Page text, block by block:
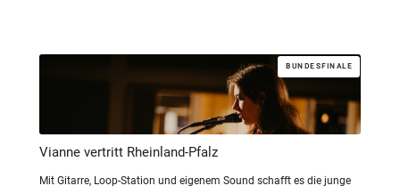
BUNDESFINALE
Vianne vertritt Rheinland-Pfalz
Mit Gitarre, Loop-Station und eigenem Sound schafft es die junge